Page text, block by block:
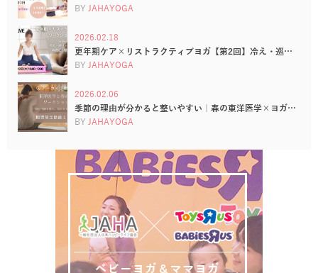
BY JAHAYOGA
2026.02.18
更年期ケア×リストラクティブヨガ【第2回】冷え・巡…
BY JAHAYOGA
2026.02.06
季節の理由が分かると整いやすい｜春の東洋医学×ヨガ…
BY JAHAYOGA